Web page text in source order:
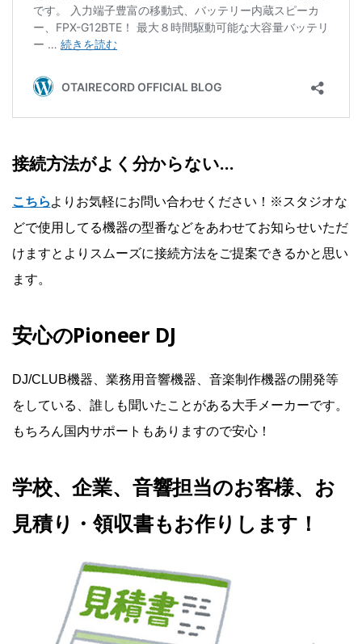
接続方法がよく分からない…
こちらよりお気軽にお問い合わせください！※スタジオな
どで使用してる機器の型番などをあわせてお知らせいただ
けますとよりスムーズに接続方法をご提案できるかと思い
ます。
安心のPioneer DJ
DJ/CLUB機器、業務用音響機器、音楽制作機器の開発等
をしている、誰しも聞いたことがある大手メーカーです。
もちろん国内サポートもありますので安心！
学校、企業、音響担当のお客様、お
見積り・領収書もお作りします！